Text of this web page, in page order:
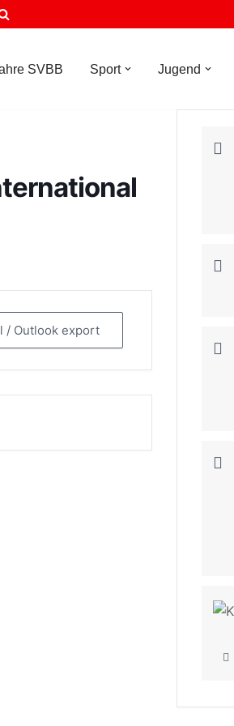
SVBB Sport Jugend
/ Outlook export